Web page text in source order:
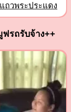
ถวพระประแดง
รถรับจ้าง++